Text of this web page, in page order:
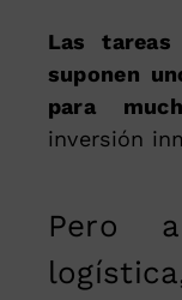
Las
suponen
para
inversión
Pero